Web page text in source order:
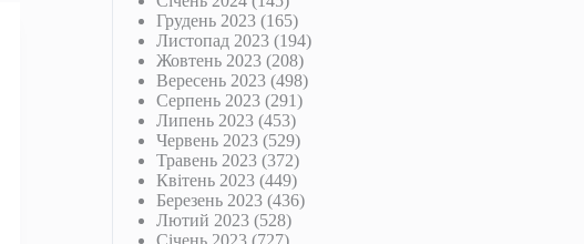
Грудень 2023 (165)
Листопад 2023 (194)
Жовтень 2023 (208)
Вересень 2023 (498)
Серпень 2023 (291)
Липень 2023 (453)
Червень 2023 (529)
Травень 2023 (372)
Квітень 2023 (449)
Березень 2023 (436)
Лютий 2023 (528)